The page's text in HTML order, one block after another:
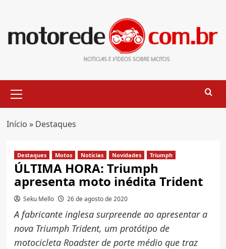
content
Menu
Início » Destaques
Destaques Motos Notícias Novidades Triumph
ÚLTIMA HORA: Triumph
apresenta moto inédita Trident
Seku Mello 26 de agosto de 2020
A fabricante inglesa surpreende ao apresentar a
nova Triumph Trident, um protótipo de
motocicleta Roadster de porte médio que traz